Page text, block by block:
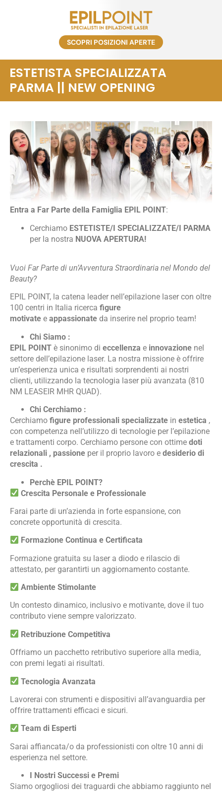
SCOPRI POSIZIONI APERTE
ESTETISTA SPECIALIZZATA
PARMA || NEW OPENING
Entra a Far Parte della Famiglia EPIL POINT:
Cerchiamo ESTETISTE/I SPECIALIZZATE/I PARMA
per la nostra NUOVA APERTURA!
Vuoi Far Parte di un’Avventura Straordinaria nel Mondo del
Beauty?
EPIL POINT, la catena leader nell’epilazione laser con oltre
100 centri in Italia ricerca figure
motivate e appassionate da inserire nel proprio team!
Chi Siamo :
EPIL POINT è sinonimo di eccellenza e innovazione nel
settore dell’epilazione laser. La nostra missione è offrire
un’esperienza unica e risultati sorprendenti ai nostri
clienti, utilizzando la tecnologia laser più avanzata (810
NM LEASEIR MHR QUAD).
Chi Cerchiamo :
Cerchiamo figure professionali specializzate in estetica ,
con competenza nell’utilizzo di tecnologie per l’epilazione
e trattamenti corpo. Cerchiamo persone con ottime doti
relazionali , passione per il proprio lavoro e desiderio di
crescita .
Perchè EPIL POINT?
Crescita Personale e Professionale
Farai parte di un’azienda in forte espansione, con
concrete opportunità di crescita.
Formazione Continua e Certificata
Formazione gratuita su laser a diodo e rilascio di
attestato, per garantirti un aggiornamento costante.
Ambiente Stimolante
Un contesto dinamico, inclusivo e motivante, dove il tuo
contributo viene sempre valorizzato.
Retribuzione Competitiva
Offriamo un pacchetto retributivo superiore alla media,
con premi legati ai risultati.
Tecnologia Avanzata
Lavorerai con strumenti e dispositivi all’avanguardia per
offrire trattamenti efficaci e sicuri.
Team di Esperti
Sarai affiancata/o da professionisti con oltre 10 anni di
esperienza nel settore.
I Nostri Successi e Premi
Siamo orgogliosi dei traguardi che abbiamo raggiunto nel